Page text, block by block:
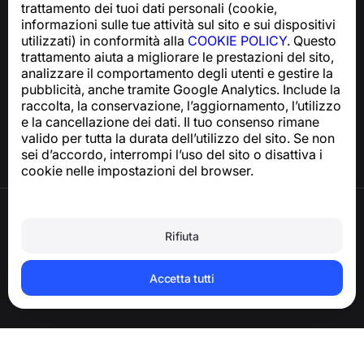
trattamento dei tuoi dati personali (cookie,
informazioni sulle tue attività sul sito e sui dispositivi
utilizzati) in conformità alla COOKIE POLICY. Questo
trattamento aiuta a migliorare le prestazioni del sito,
analizzare il comportamento degli utenti e gestire la
pubblicità, anche tramite Google Analytics. Include la
raccolta, la conservazione, l’aggiornamento, l’utilizzo
e la cancellazione dei dati. Il tuo consenso rimane
valido per tutta la durata dell’utilizzo del sito. Se non
sei d’accordo, interrompi l’uso del sito o disattiva i
cookie nelle impostazioni del browser.
Rifiuta
Accetta tutti
support@numbuster.com
Centro assistenza
Notizie e articoli
Informazioni sul progetto
Contatti
Eliminare l’account e i dati personali